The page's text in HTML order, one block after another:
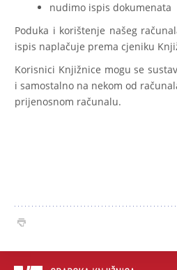
nudimo ispis dokumenata
Poduka i korištenje našeg
ispis naplačuje prema cjeniku
Korisnici Knjižnice mogu se
i samostalno na nekom od
prijenosnom računalu.